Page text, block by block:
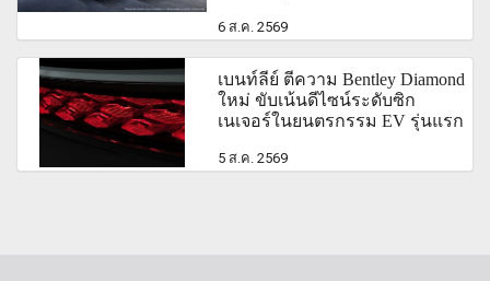
6 ส.ค. 2569
เบนท์ลีย์ ตีความ Bentley Diamond
ใหม่ ขับเน้นดีไซน์ระดับซิก
เนเจอร์ในยนตรกรรม EV รุ่นแรก
5 ส.ค. 2569